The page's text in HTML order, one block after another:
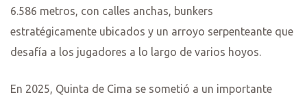
6.586 metros, con calles anchas, bunkers
estratégicamente ubicados y un arroyo serpenteante que
desafía a los jugadores a lo largo de varios hoyos.
En 2025, Quinta de Cima se sometió a un importante